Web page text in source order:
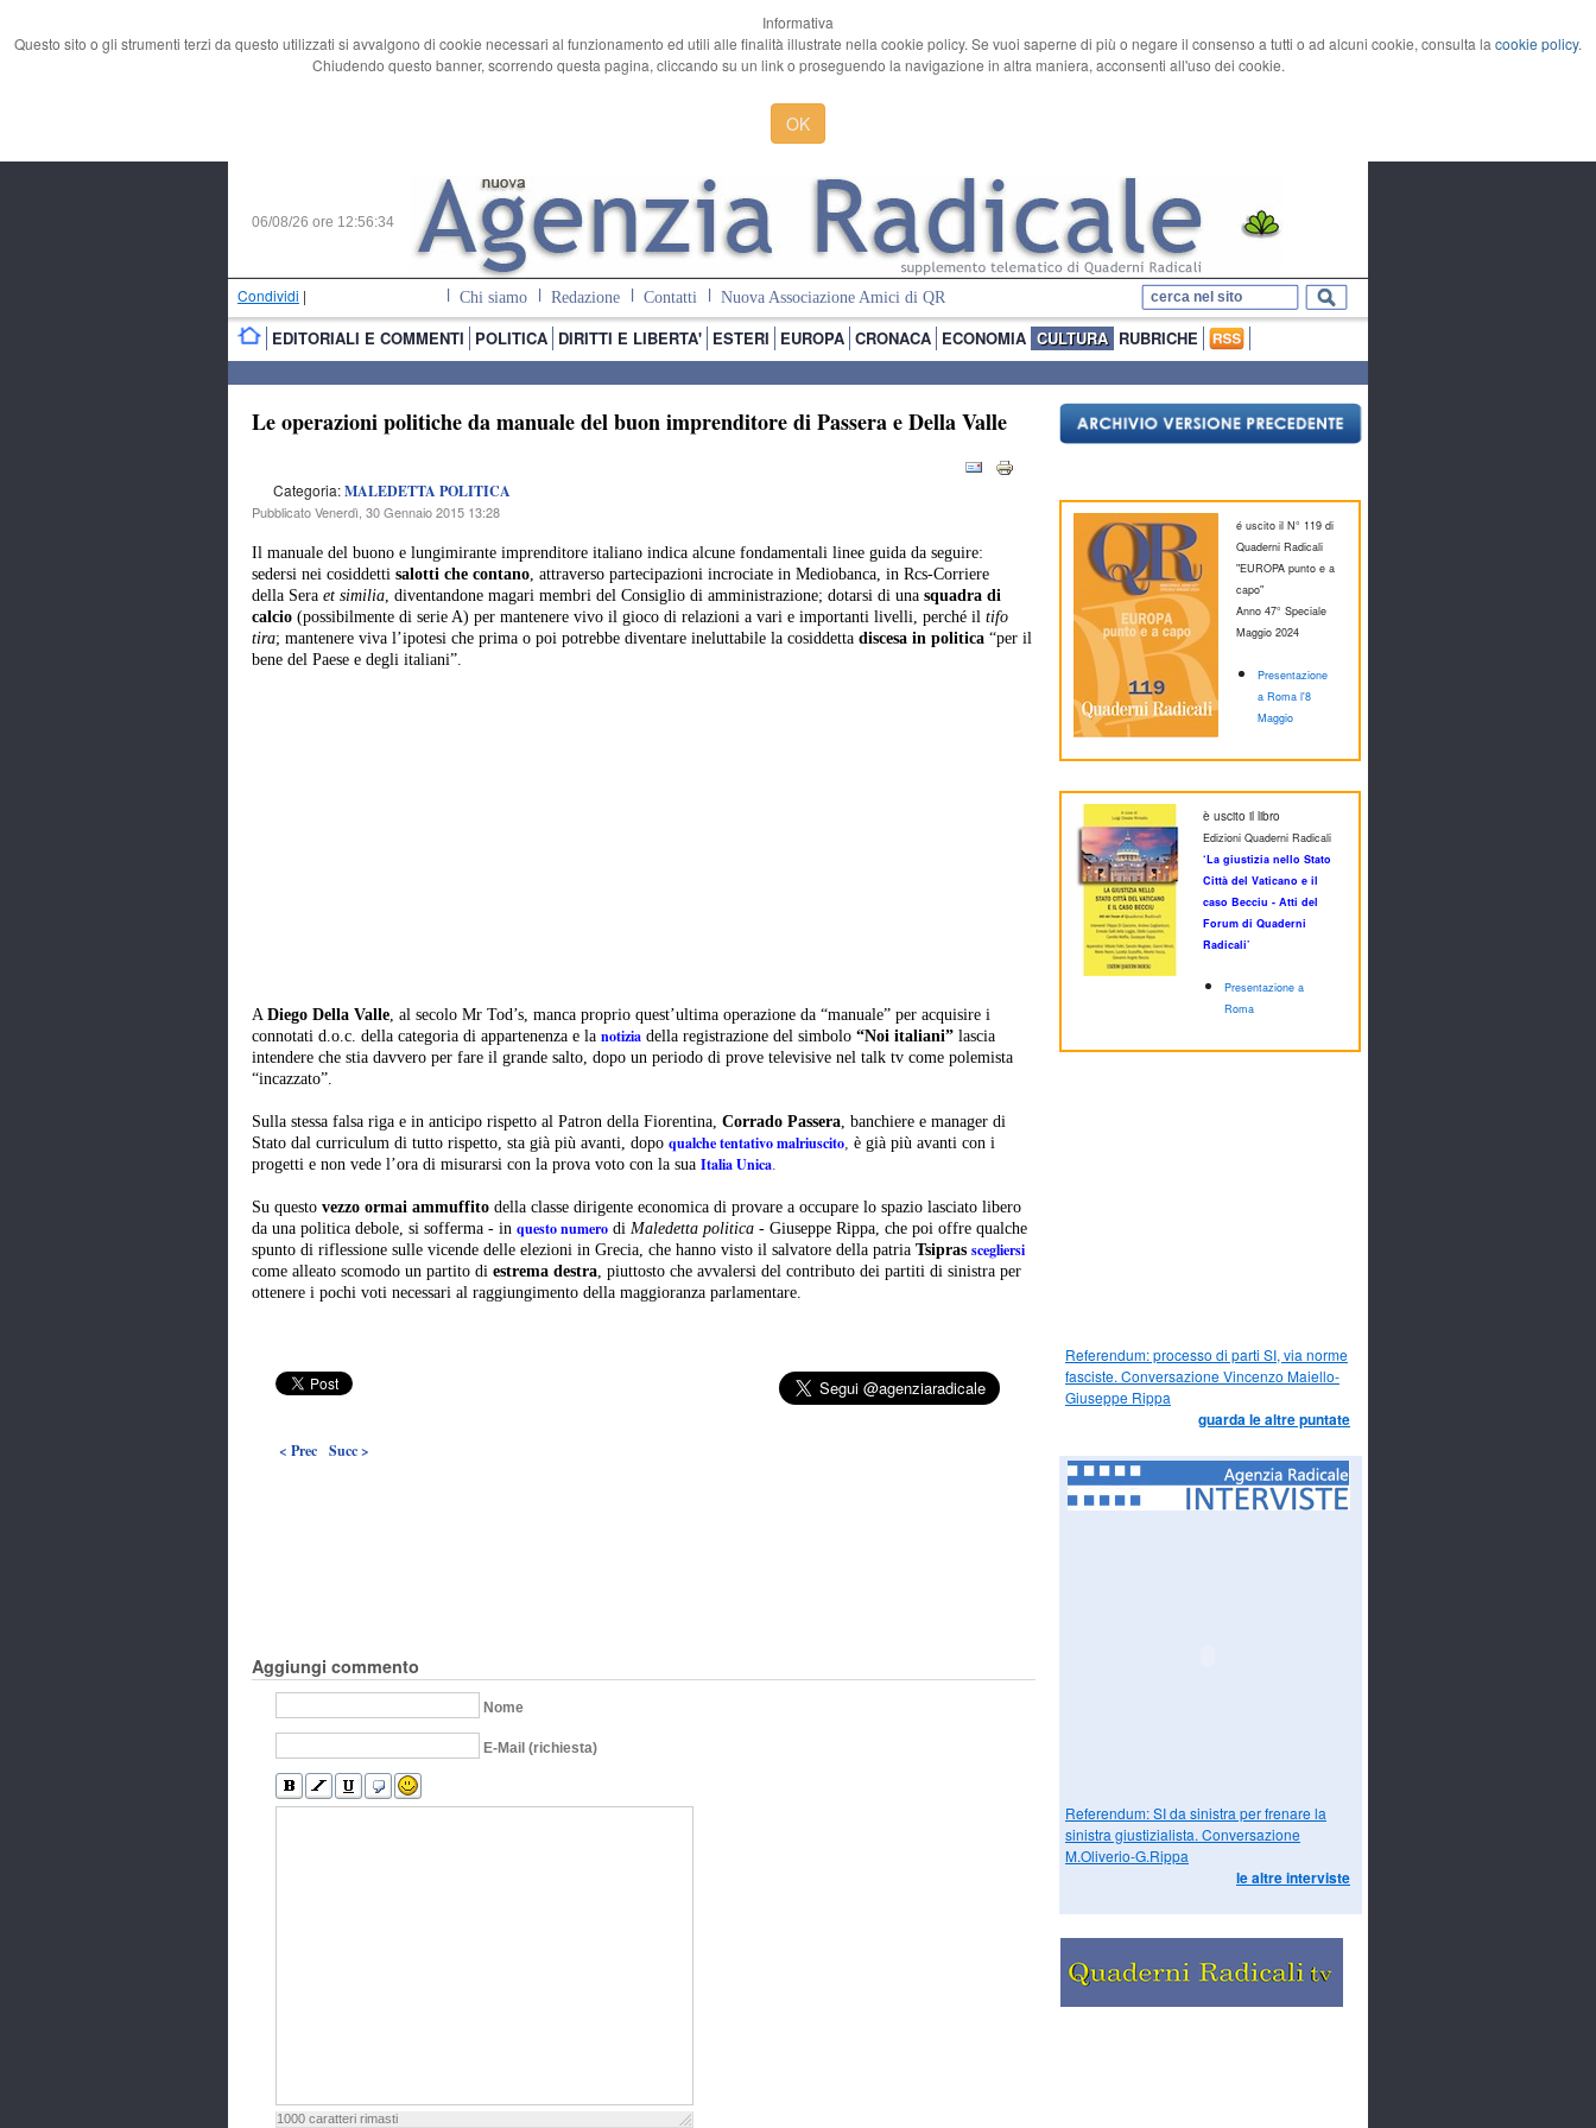
Informativa
Questo sito o gli strumenti terzi da questo utilizzati si avvalgono di cookie necessari al funzionamento ed utili alle finalità illustrate nella cookie policy. Se vuoi saperne di più o negare il consenso a tutti o ad alcuni cookie, consulta la cookie policy.
Chiudendo questo banner, scorrendo questa pagina, cliccando su un link o proseguendo la navigazione in altra maniera, acconsenti all'uso dei cookie.
OK
06/08/26 ore 12:56:35
Condividi | Chi siamo Redazione Contatti Nuova Associazione Amici di QR
EDITORIALI E COMMENTI POLITICA DIRITTI E LIBERTA' ESTERI EUROPA CRONACA ECONOMIA CULTURA RUBRICHE
Le operazioni politiche da manuale del buon imprenditore di Passera e Della Valle
Categoria:MALEDETTA POLITICA
Pubblicato Venerdì, 30 Gennaio 2015 13:28
Il manuale del buono e lungimirante imprenditore italiano indica alcune fondamentali linee guida da seguire:
sedersi nei cosiddetti salotti che contano, attraverso partecipazioni incrociate in Mediobanca, in Rcs-Corriere
della Sera et similia, diventandone magari membri del Consiglio di amministrazione; dotarsi di una squadra di
calcio (possibilmente di serie A) per mantenere vivo il gioco di relazioni a vari e importanti livelli, perché il tifo
tira; mantenere viva l’ipotesi che prima o poi potrebbe diventare ineluttabile la cosiddetta discesa in politica “per il
bene del Paese e degli italiani”.
A Diego Della Valle, al secolo Mr Tod’s, manca proprio quest’ultima operazione da “manuale” per acquisire i
connotati d.o.c. della categoria di appartenenza e la notizia della registrazione del simbolo “Noi italiani” lascia
intendere che stia davvero per fare il grande salto, dopo un periodo di prove televisive nel talk tv come polemista
“incazzato”.
Sulla stessa falsa riga e in anticipo rispetto al Patron della Fiorentina, Corrado Passera, banchiere e manager di
Stato dal curriculum di tutto rispetto, sta già più avanti, dopo qualche tentativomalriuscito, è già più avanti con i
progetti e non vede l’ora di misurarsi con la prova voto con la sua Italia Unica.
Su questo vezzo ormai ammuffito della classe dirigente economica di provare a occupare lo spazio lasciato libero
da una politica debole, si sofferma - in questo numero di Maledetta politica - Giuseppe Rippa, che poi offre qualche
spunto di riflessione sulle vicende delle elezioni in Grecia, che hanno visto il salvatore della patria Tsipras scegliersi
come alleato scomodo un partito di estrema destra, piuttosto che avvalersi del contributo dei partiti di sinistra per
ottenere i pochi voti necessari al raggiungimento della maggioranza parlamentare.
< Prec Succ >
Aggiungi commento
Nome
E-Mail (richiesta)
1000 caratteri rimasti
é uscito il N° 119 di
Quaderni Radicali
"EUROPA punto e a
capo"
Anno 47° Speciale
Maggio 2024
Presentazione
a Roma l'8
Maggio
è uscito il libro
Edizioni Quaderni Radicali
‘La giustizia nello Stato
Città del Vaticano e il
caso Becciu - Atti del
Forum di Quaderni
Radicali’
Presentazione a
Roma
Referendum: processo di parti SI, via norme
fasciste. Conversazione Vincenzo Maiello-
Giuseppe Rippa
guarda le altre puntate
Referendum: SI da sinistra per frenare la
sinistra giustizialista. Conversazione
M.Oliverio-G.Rippa
le altre interviste